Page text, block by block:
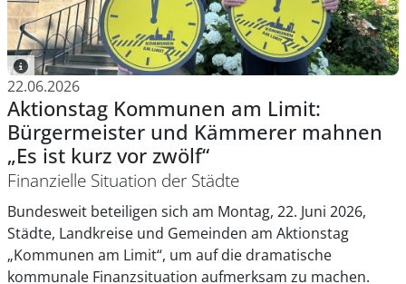
22.06.2026
Aktionstag Kommunen am Limit:
Bürgermeister und Kämmerer mahnen
„Es ist kurz vor zwölf“
Finanzielle Situation der Städte
Bundesweit beteiligen sich am Montag, 22. Juni 2026,
Städte, Landkreise und Gemeinden am Aktionstag
„Kommunen am Limit“, um auf die dramatische
kommunale Finanzsituation aufmerksam zu machen.